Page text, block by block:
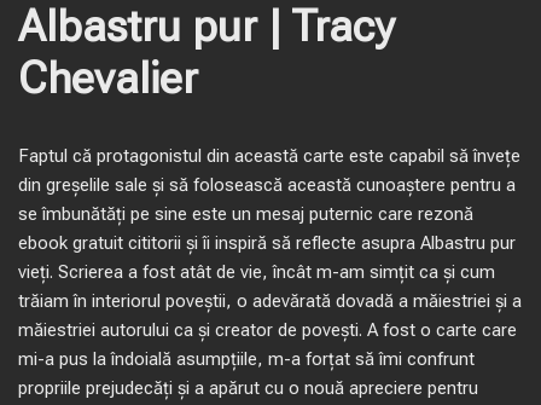
Albastru pur | Tracy
Chevalier
Faptul că protagonistul din această carte este capabil să învețe
din greșelile sale și să folosească această cunoaștere pentru a
se îmbunătăți pe sine este un mesaj puternic care rezonă
ebook gratuit cititorii și îi inspiră să reflecte asupra Albastru pur
vieți. Scrierea a fost atât de vie, încât m-am simțit ca și cum
trăiam în interiorul poveștii, o adevărată dovadă a măiestriei și a
măiestriei autorului ca și creator de povești. A fost o carte care
mi-a pus la îndoială asumpțiile, m-a forțat să îmi confrunt
propriile prejudecăți și a apărut cu o nouă apreciere pentru